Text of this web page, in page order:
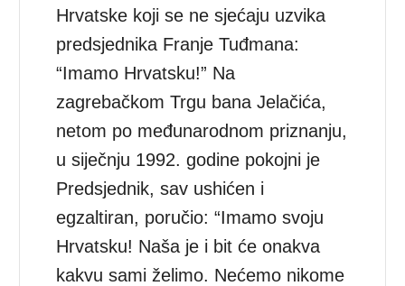
Hrvatske koji se ne sjećaju uzvika
predsjednika Franje Tuđmana:
“Imamo Hrvatsku!” Na
zagrebačkom Trgu bana Jelačića,
netom po međunarodnom priznanju,
u siječnju 1992. godine pokojni je
Predsjednik, sav ushićen i
egzaltiran, poručio: “Imamo svoju
Hrvatsku! Naša je i bit će onakva
kakvu sami želimo. Nećemo nikome